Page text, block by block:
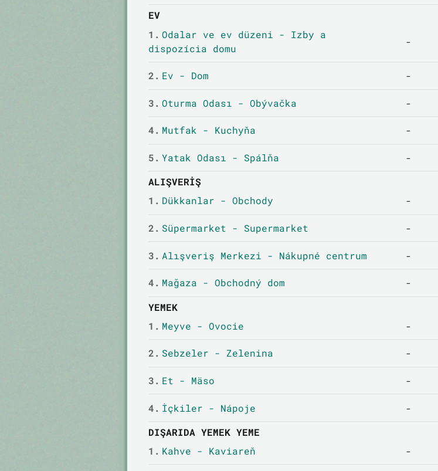
EV
1. Odalar ve ev düzeni - Izby a
dispozícia domu
-
2. Ev - Dom -
3. Oturma Odası - Obývačka -
4. Mutfak - Kuchyňa -
5. Yatak Odası - Spálňa -
ALIŞVERIŞ
1. Dükkanlar - Obchody -
2. Süpermarket - Supermarket -
3. Alışveriş Merkezi - Nákupné centrum -
4. Mağaza - Obchodný dom -
YEMEK
1. Meyve - Ovocie -
2. Sebzeler - Zelenina -
3. Et - Mäso -
4. İçkiler - Nápoje -
DIŞARIDA YEMEK YEME
1. Kahve - Kaviareň -